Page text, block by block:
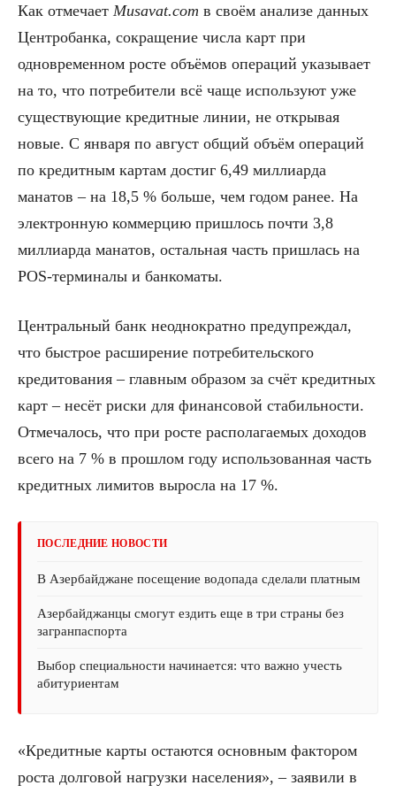
Как отмечает Musavat.com в своём анализе данных
Центробанка, сокращение числа карт при
одновременном росте объёмов операций указывает
на то, что потребители всё чаще используют уже
существующие кредитные линии, не открывая
новые. С января по август общий объём операций
по кредитным картам достиг 6,49 миллиарда
манатов – на 18,5 % больше, чем годом ранее. На
электронную коммерцию пришлось почти 3,8
миллиарда манатов, остальная часть пришлась на
POS-терминалы и банкоматы.
Центральный банк неоднократно предупреждал,
что быстрое расширение потребительского
кредитования – главным образом за счёт кредитных
карт – несёт риски для финансовой стабильности.
Отмечалось, что при росте располагаемых доходов
всего на 7 % в прошлом году использованная часть
кредитных лимитов выросла на 17 %.
ПОСЛЕДНИЕ НОВОСТИ
В Азербайджане посещение водопада сделали платным
Азербайджанцы смогут ездить еще в три страны без
загранпаспорта
Выбор специальности начинается: что важно учесть
абитуриентам
«Кредитные карты остаются основным фактором
роста долговой нагрузки населения», – заявили в